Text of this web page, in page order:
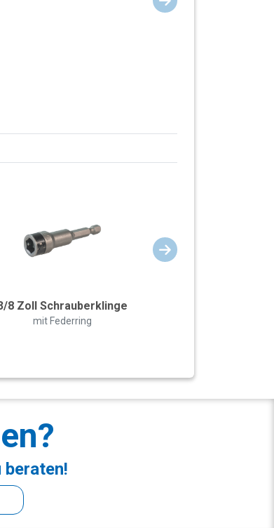
8 Zoll Schrauberklinge
mit Federring
beraten!